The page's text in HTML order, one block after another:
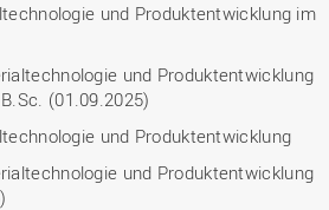
und Produktentwicklung im
und Produktentwicklung
(01.09.2025)
und Produktentwicklung
und Produktentwicklung